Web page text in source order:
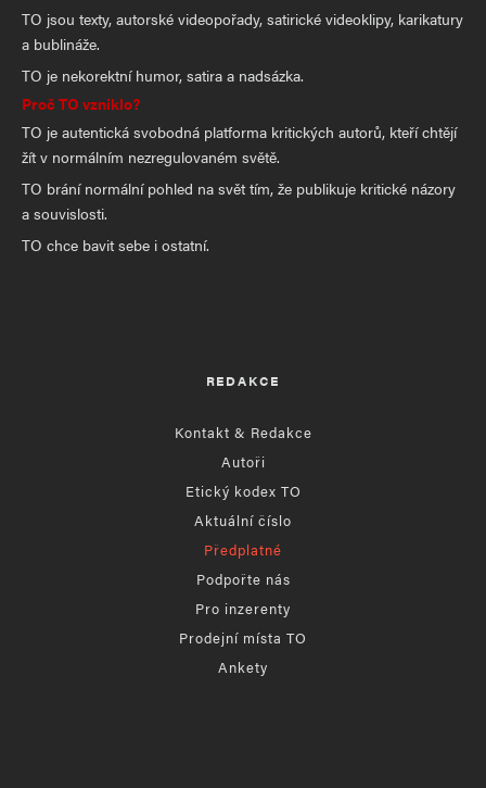
TO jsou texty, autorské videopořady, satirické videoklipy, karikatury
a bublináže.
TO je nekorektní humor, satira a nadsázka.
Proč TO vzniklo?
TO je autentická svobodná platforma kritických autorů, kteří chtějí
žít v normálním nezregulovaném světě.
TO brání normální pohled na svět tím, že publikuje kritické názory
a souvislosti.
TO chce bavit sebe i ostatní.
REDAKCE
Kontakt & Redakce
Autoři
Etický kodex TO
Aktuální číslo
Předplatné
Podpořte nás
Pro inzerenty
Prodejní místa TO
Ankety